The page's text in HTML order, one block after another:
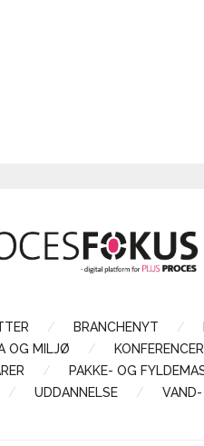
BRANCHENYT
OG MILJØ
PAKKE- OG
UDDANNELSE VAND-